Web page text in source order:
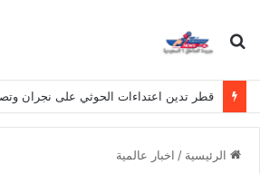
بحث
الرئيسية / اخبار عالمية